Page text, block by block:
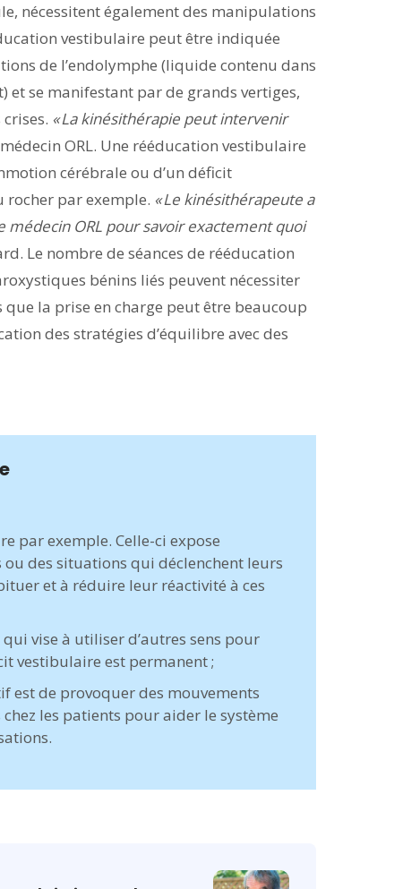
nécessitent également des manipulations
vestibulaire peut être indiquée
de l’endolymphe (liquide contenu dans
et se manifestant par de grands vertiges,
« La kinésithérapie peut intervenir
ORL. Une rééducation vestibulaire
cérébrale ou d’un déficit
par exemple. « Le kinésithérapeute a
médecin ORL pour savoir exactement quoi
Le nombre de séances de rééducation
bénins liés peuvent nécessiter
la prise en charge peut être beaucoup
des stratégies d’équilibre avec des
par exemple. Celle-ci expose
des situations qui déclenchent leurs
et à réduire leur réactivité à ces
vise à utiliser d’autres sens pour
vestibulaire est permanent ;
est de provoquer des mouvements
les patients pour aider le système